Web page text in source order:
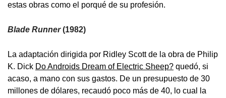
estas obras como el porqué de su profesión.
Blade Runner(1982)
La adaptación dirigida por Ridley Scott de la obra de Philip
K. Dick Do Androids Dream of Electric Sheep? quedó, si
acaso, a mano con sus gastos. De un presupuesto de 30
millones de dólares, recaudó poco más de 40, lo cual la